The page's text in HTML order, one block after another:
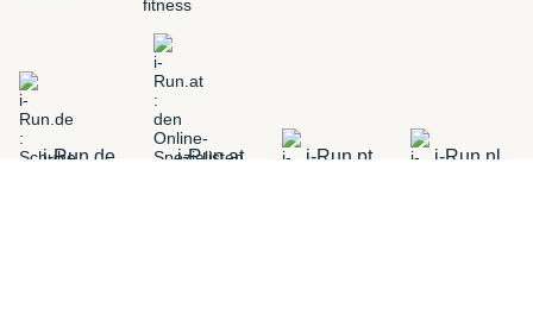
i-Run.de i-Run.at i-Run.pt i-Run.nl